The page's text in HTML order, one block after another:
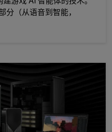
分（从语音到智能，